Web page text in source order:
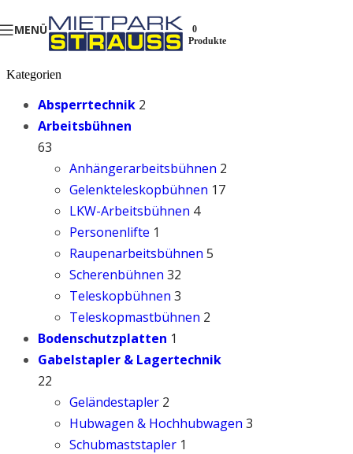
MENÜ
0
Produkte
Kategorien
Absperrtechnik 2
Arbeitsbühnen
63
Anhängerarbeitsbühnen 2
Gelenkteleskopbühnen 17
LKW-Arbeitsbühnen 4
Personenlifte 1
Raupenarbeitsbühnen 5
Scherenbühnen 32
Teleskopbühnen 3
Teleskopmastbühnen 2
Bodenschutzplatten 1
Gabelstapler & Lagertechnik
22
Geländestapler 2
Hubwagen & Hochhubwagen 3
Schubmaststapler 1